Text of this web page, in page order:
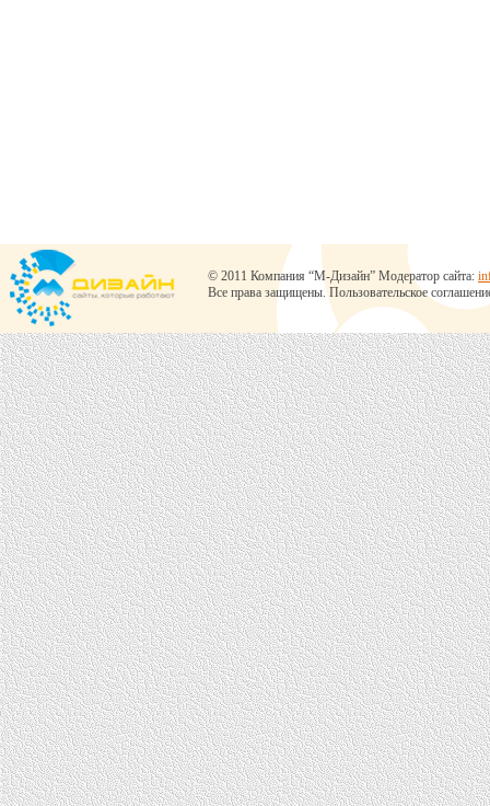
© 2011 Компания “М-Дизайн” Модератор сайта:
Все права защищены.Пользовательское